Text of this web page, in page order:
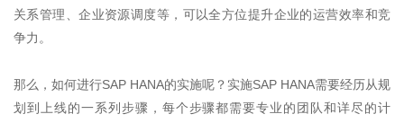
关系管理、企业资源调度等，可以全方位提升企业的运营效率和竞
争力。
那么，如何进行SAP HANA的实施呢？实施SAP HANA需要经历从规
划到上线的一系列步骤，每个步骤都需要专业的团队和详尽的计